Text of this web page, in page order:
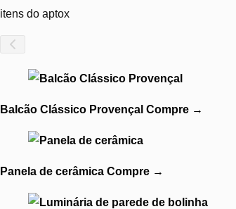
itens do aptox
Balcão Clássico Provençal Compre →
Panela de cerâmica Compre →